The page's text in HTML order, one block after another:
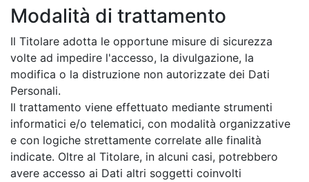
Modalità di trattamento
Il Titolare adotta le opportune misure di sicurezza
volte ad impedire l'accesso, la divulgazione, la
modifica o la distruzione non autorizzate dei Dati
Personali.
Il trattamento viene effettuato mediante strumenti
informatici e/o telematici, con modalità organizzative
e con logiche strettamente correlate alle finalità
indicate. Oltre al Titolare, in alcuni casi, potrebbero
avere accesso ai Dati altri soggetti coinvolti